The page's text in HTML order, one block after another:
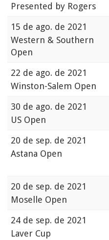
Presented by Rogers
15 de ago. de 2021
Western & Southern
Open
22 de ago. de 2021
Winston-Salem Open
30 de ago. de 2021
US Open
20 de sep. de 2021
Astana Open
20 de sep. de 2021
Moselle Open
24 de sep. de 2021
Laver Cup